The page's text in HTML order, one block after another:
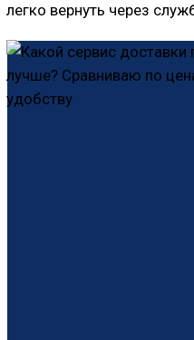
легко вернуть через